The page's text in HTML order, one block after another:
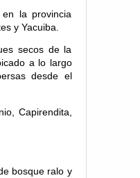
la provincia
y Yacuiba.
secos de la
a lo largo
desde el
Capirendita,
bosque ralo y